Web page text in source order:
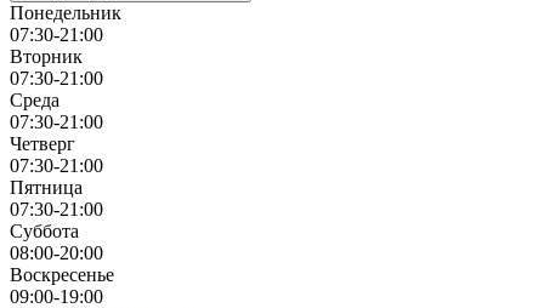
Понедельник
07:30-21:00
Вторник
07:30-21:00
Cреда
07:30-21:00
Четверг
07:30-21:00
Пятница
07:30-21:00
Суббота
08:00-20:00
Воскресенье
09:00-19:00